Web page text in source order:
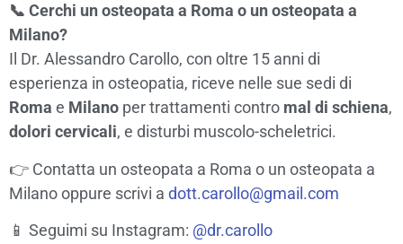
📞 Cerchi un osteopata a Roma o un osteopata a
Milano?
Il Dr. Alessandro Carollo, con oltre 15 anni di
esperienza in osteopatia, riceve nelle sue sedi di
Roma e Milano per trattamenti contro mal di schiena,
dolori cervicali, e disturbi muscolo-scheletrici.
👉 Contatta un osteopata a Roma o un osteopata a
Milanooppure scrivi a dott.carollo@gmail.com
📱 Seguimi su Instagram: @dr.carollo